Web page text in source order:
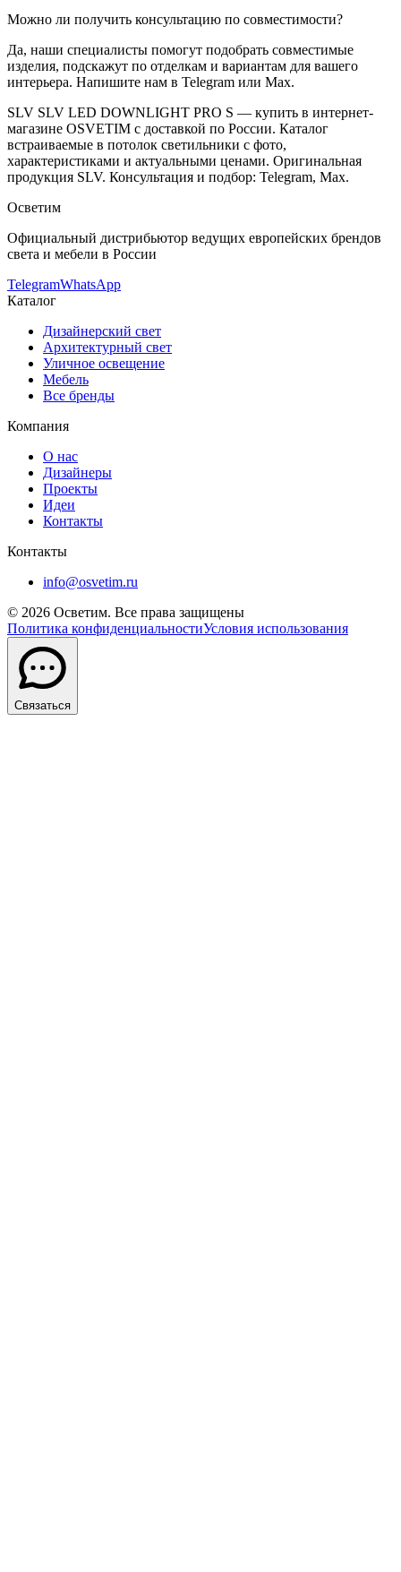
Можно ли получить консультацию по совместимости?
Да, наши специалисты помогут подобрать совместимые
изделия, подскажут по отделкам и вариантам для вашего
интерьера. Напишите нам в Telegram или Max.
SLV SLV LED DOWNLIGHT PRO S — купить в интернет-
магазине OSVETIM с доставкой по России. Каталог
встраиваемые в потолок светильники с фото,
характеристиками и актуальными ценами. Оригинальная
продукция SLV. Консультация и подбор: Telegram, Max.
Осветим
Официальный дистрибьютор ведущих европейских брендов
света и мебели в России
TelegramWhatsApp
Каталог
Дизайнерский свет
Архитектурный свет
Уличное освещение
Мебель
Все бренды
Компания
О нас
Дизайнеры
Проекты
Идеи
Контакты
Контакты
info@osvetim.ru
© 2026 Осветим. Все права защищены
Политика конфиденциальностиУсловия использования
Связаться